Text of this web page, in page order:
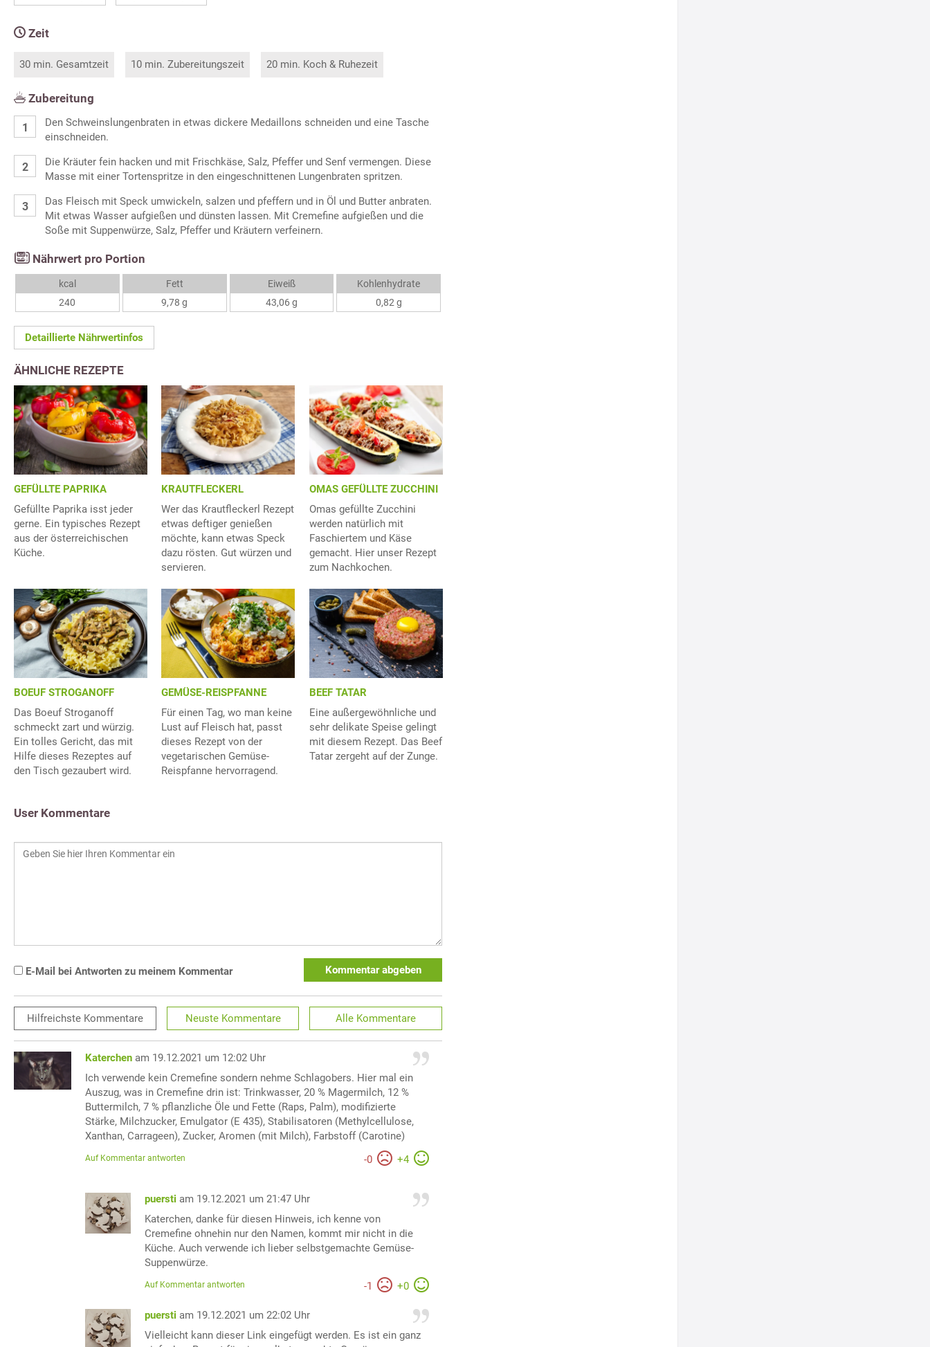
Zeit
30 min. Gesamtzeit 10 min. Zubereitungszeit 20 min. Koch & Ruhezeit
Zubereitung
Den Schweinslungenbraten in etwas dickere Medaillons schneiden und eine Tasche
einschneiden.
Die Kräuter fein hacken und mit Frischkäse, Salz, Pfeffer und Senf vermengen. Diese
Masse mit einer Tortenspritze in den eingeschnittenen Lungenbraten spritzen.
Das Fleisch mit Speck umwickeln, salzen und pfeffern und in Öl und Butter anbraten.
Mit etwas Wasser aufgießen und dünsten lassen. Mit Cremefine aufgießen und die
Soße mit Suppenwürze, Salz, Pfeffer und Kräutern verfeinern.
Nährwert pro Portion
kcal
240
Fett
9,78 g
Eiweiß
43,06 g
Kohlenhydrate
0,82 g
Detaillierte Nährwertinfos
ÄHNLICHE REZEPTE
GEFÜLLTE PAPRIKA
Gefüllte Paprika isst jeder
gerne. Ein typisches Rezept
aus der österreichischen
Küche.
KRAUTFLECKERL
Wer das Krautfleckerl Rezept
etwas deftiger genießen
möchte, kann etwas Speck
dazu rösten. Gut würzen und
servieren.
OMAS GEFÜLLTE ZUCCHINI
Omas gefüllte Zucchini
werden natürlich mit
Faschiertem und Käse
gemacht. Hier unser Rezept
zum Nachkochen.
BOEUF STROGANOFF
Das Boeuf Stroganoff
schmeckt zart und würzig.
Ein tolles Gericht, das mit
Hilfe dieses Rezeptes auf
den Tisch gezaubert wird.
GEMÜSE-REISPFANNE
Für einen Tag, wo man keine
Lust auf Fleisch hat, passt
dieses Rezept von der
vegetarischen Gemüse-
Reispfanne hervorragend.
BEEF TATAR
Eine außergewöhnliche und
sehr delikate Speise gelingt
mit diesem Rezept. Das Beef
Tatar zergeht auf der Zunge.
User Kommentare
E-Mail bei Antworten zu meinem Kommentar Kommentar abgeben
Hilfreichste Kommentare Neuste Kommentare Alle Kommentare
Katerchen am 19.12.2021 um 12:02 Uhr
Ich verwende kein Cremefine sondern nehme Schlagobers. Hier mal ein
Auszug, was in Cremefine drin ist: Trinkwasser, 20 % Magermilch, 12 %
Buttermilch, 7 % pflanzliche Öle und Fette (Raps, Palm), modifizierte
Stärke, Milchzucker, Emulgator (E 435), Stabilisatoren (Methylcellulose,
Xanthan, Carrageen), Zucker, Aromen (mit Milch), Farbstoff (Carotine)
-0 +4
Auf Kommentar antworten
puersti am 19.12.2021 um 21:47 Uhr
Katerchen, danke für diesen Hinweis, ich kenne von
Cremefine ohnehin nur den Namen, kommt mir nicht in die
Küche. Auch verwende ich lieber selbstgemachte Gemüse-
Suppenwürze.
-1 +0
Auf Kommentar antworten
puersti am 19.12.2021 um 22:02 Uhr
Vielleicht kann dieser Link eingefügt werden. Es ist ein ganz